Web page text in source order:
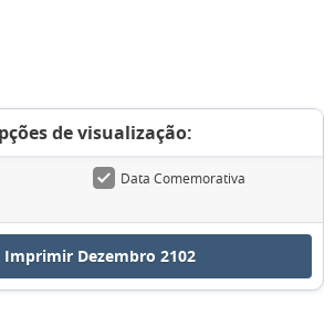
de visualização:
Data Comemorativa
Imprimir Dezembro 2102